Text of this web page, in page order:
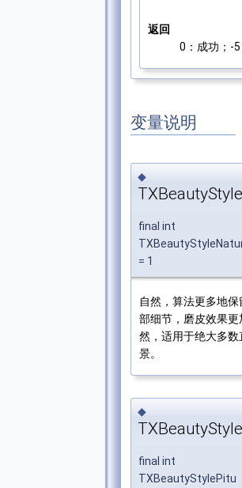
返回
0：成功；-
变量说明
◆
final int
= 1
自然，算法更多地保
部细节，磨皮效果更
然，适用于绝大多数
景。
◆
final int
TXBeautyStylePitu